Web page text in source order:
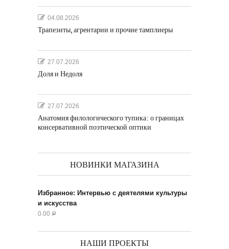
04.08.2026
Трапезиты, агрентарии и прочие тамплиеры
27.07.2026
Доля и Недоля
27.07.2026
Анатомия филологического тупика: о границах
консервативной поэтической оптики
НОВИНКИ МАГАЗИНА
Избранное: Интервью с деятелями культуры
и искусства
0.00 Р
НАШИ ПРОЕКТЫ